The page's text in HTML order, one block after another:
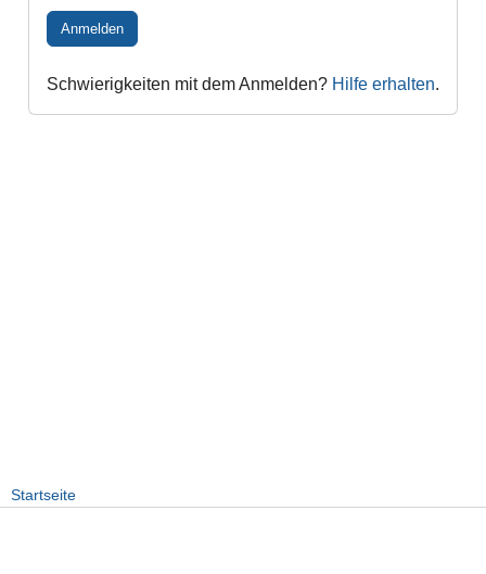
Anmelden
Schwierigkeiten mit dem Anmelden? Hilfe erhalten.
Startseite